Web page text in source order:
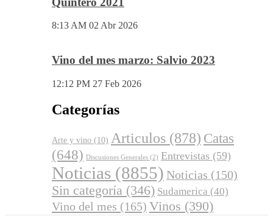
4:35 PM 03 May 2026
Vino del mes marzo: Salvio 2023
27 Feb 2026
Categorías
Arte y vino(10) Articulos(878)Catas
(648) Discusiones Generales (2) Entrevistas(59)